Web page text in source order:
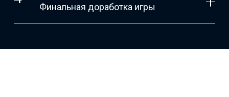
Финальная доработка игры